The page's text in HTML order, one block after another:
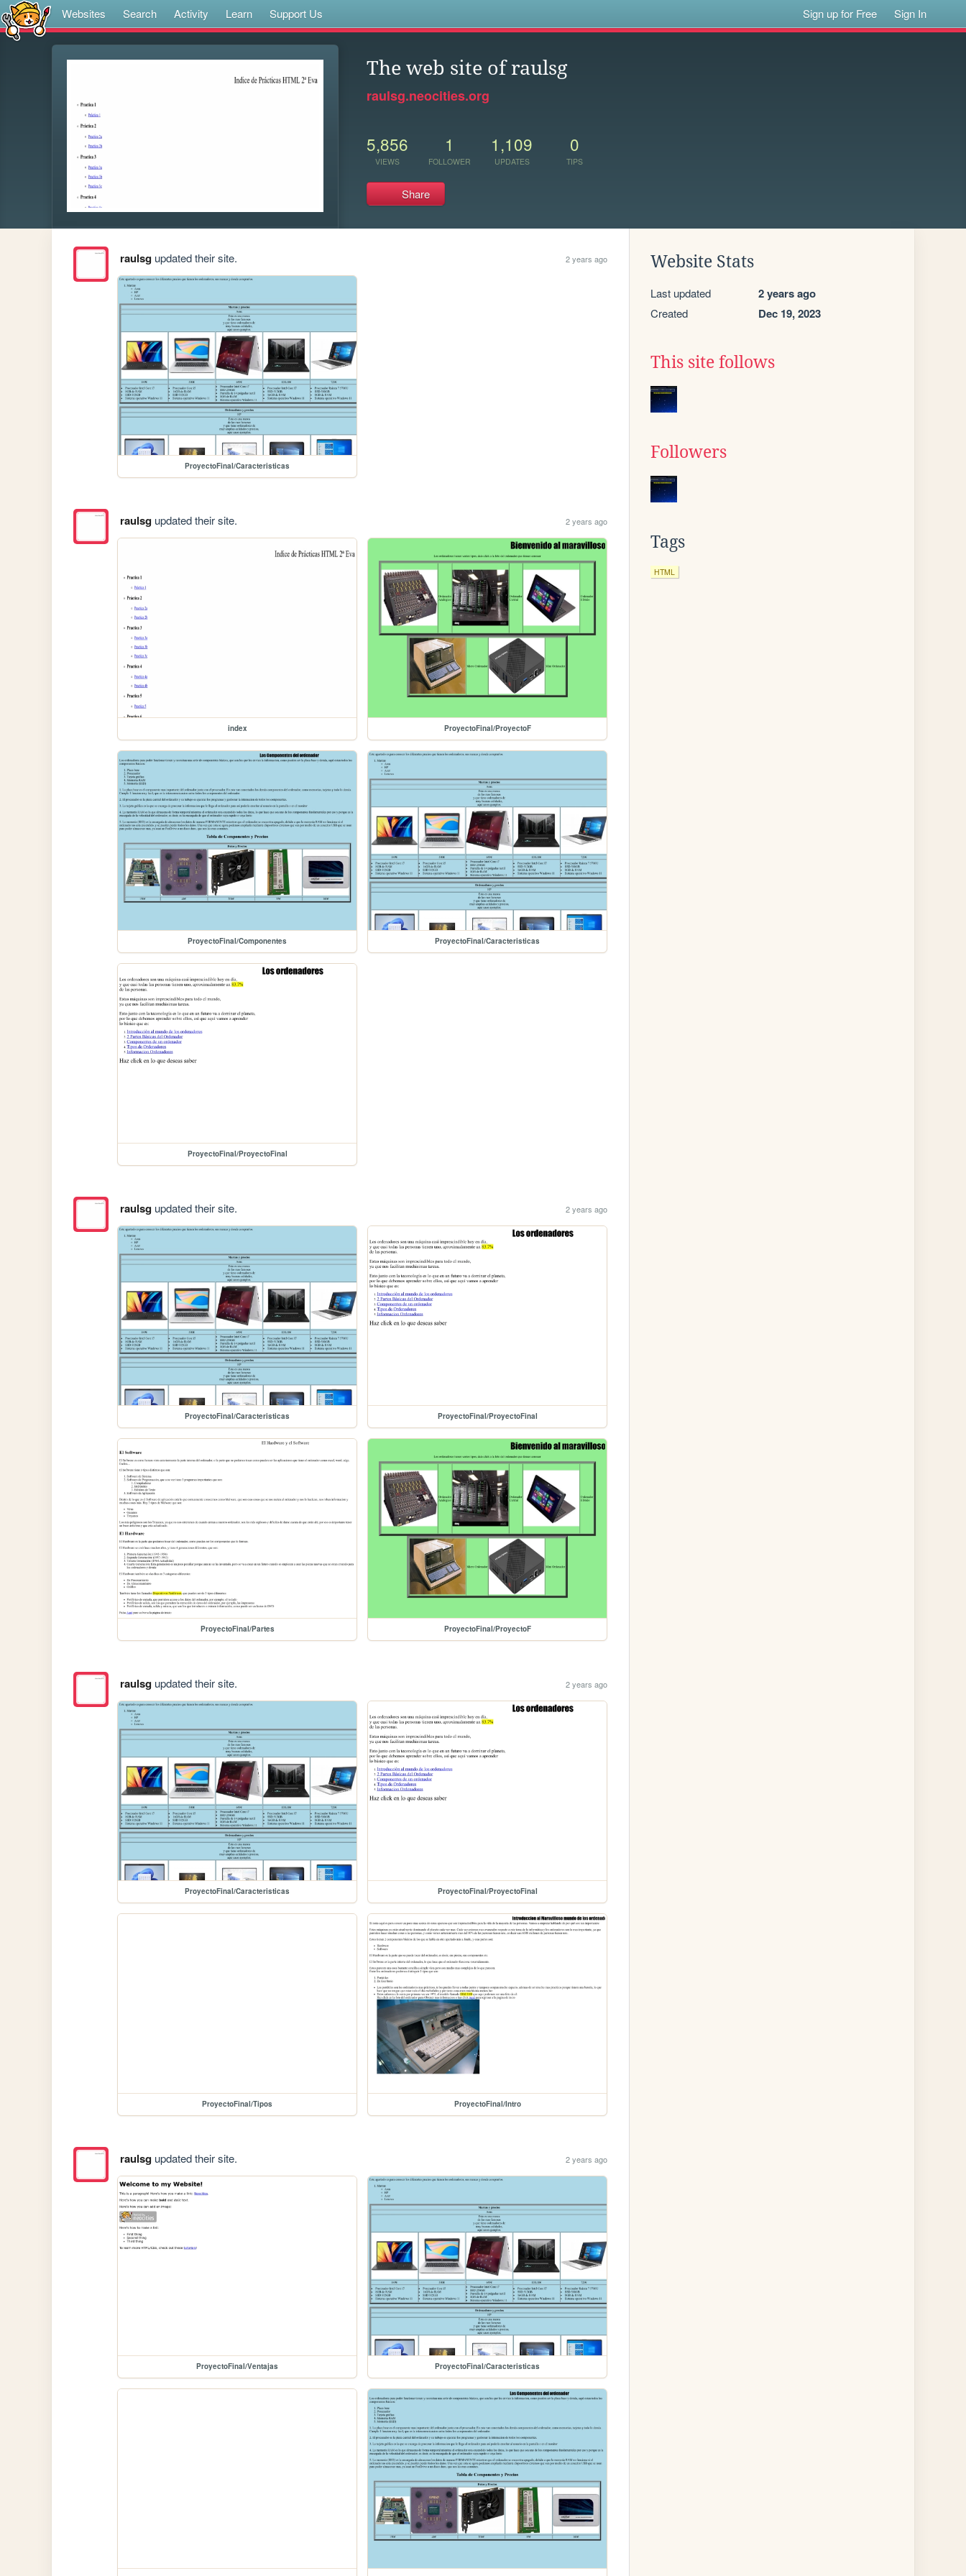
Websites Search Activity Learn Support Us Sign up for Free Sign In
The web site of raulsg
raulsg.neocities.org
5,856
VIEWS
1
FOLLOWER
1,109
UPDATES
0
TIPS
Share
raulsgupdated their site. 2 years ago
ProyectoFinal/Caracteristicas
raulsgupdated their site. 2 years ago
index ProyectoFinal/ProyectoF
ProyectoFinal/Componentes ProyectoFinal/Caracteristicas
ProyectoFinal/ProyectoFinal
raulsgupdated their site. 2 years ago
ProyectoFinal/Caracteristicas ProyectoFinal/ProyectoFinal
ProyectoFinal/Partes ProyectoFinal/ProyectoF
raulsgupdated their site. 2 years ago
ProyectoFinal/Caracteristicas ProyectoFinal/ProyectoFinal
ProyectoFinal/Tipos ProyectoFinal/Intro
raulsgupdated their site. 2 years ago
ProyectoFinal/Ventajas ProyectoFinal/Caracteristicas
Website Stats
Last updated 2 years ago
Created Dec 19, 2023
This site follows
Followers
Tags
HTML